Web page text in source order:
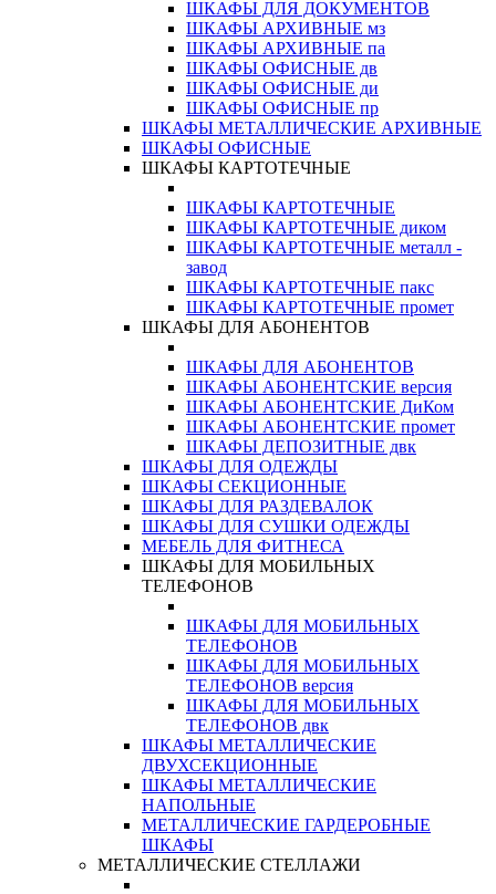
ШКАФЫ ДЛЯ ДОКУМЕНТОВ
ШКАФЫ АРХИВНЫЕ мз
ШКАФЫ АРХИВНЫЕ па
ШКАФЫ ОФИСНЫЕ дв
ШКАФЫ ОФИСНЫЕ ди
ШКАФЫ ОФИСНЫЕ пр
ШКАФЫ МЕТАЛЛИЧЕСКИЕ АРХИВНЫЕ
ШКАФЫ ОФИСНЫЕ
ШКАФЫ КАРТОТЕЧНЫЕ
ШКАФЫ КАРТОТЕЧНЫЕ
ШКАФЫ КАРТОТЕЧНЫЕ диком
ШКАФЫ КАРТОТЕЧНЫЕ металл -
завод
ШКАФЫ КАРТОТЕЧНЫЕ пакс
ШКАФЫ КАРТОТЕЧНЫЕ промет
ШКАФЫ ДЛЯ АБОНЕНТОВ
ШКАФЫ ДЛЯ АБОНЕНТОВ
ШКАФЫ АБОНЕНТСКИЕ версия
ШКАФЫ АБОНЕНТСКИЕ ДиКом
ШКАФЫ АБОНЕНТСКИЕ промет
ШКАФЫ ДЕПОЗИТНЫЕ двк
ШКАФЫ ДЛЯ ОДЕЖДЫ
ШКАФЫ СЕКЦИОННЫЕ
ШКАФЫ ДЛЯ РАЗДЕВАЛОК
ШКАФЫ ДЛЯ СУШКИ ОДЕЖДЫ
МЕБЕЛЬ ДЛЯ ФИТНЕСА
ШКАФЫ ДЛЯ МОБИЛЬНЫХ
ТЕЛЕФОНОВ
ШКАФЫ ДЛЯ МОБИЛЬНЫХ
ТЕЛЕФОНОВ
ШКАФЫ ДЛЯ МОБИЛЬНЫХ
ТЕЛЕФОНОВ версия
ШКАФЫ ДЛЯ МОБИЛЬНЫХ
ТЕЛЕФОНОВ двк
ШКАФЫ МЕТАЛЛИЧЕСКИЕ
ДВУХСЕКЦИОННЫЕ
ШКАФЫ МЕТАЛЛИЧЕСКИЕ
НАПОЛЬНЫЕ
МЕТАЛЛИЧЕСКИЕ ГАРДЕРОБНЫЕ
ШКАФЫ
МЕТАЛЛИЧЕСКИЕ СТЕЛЛАЖИ